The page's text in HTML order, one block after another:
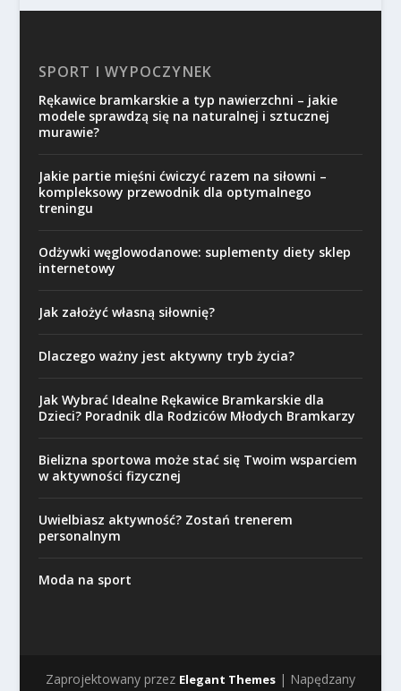
SPORT I WYPOCZYNEK
Rękawice bramkarskie a typ nawierzchni – jakie
modele sprawdzą się na naturalnej i sztucznej
murawie?
Jakie partie mięśni ćwiczyć razem na siłowni –
kompleksowy przewodnik dla optymalnego
treningu
Odżywki węglowodanowe: suplementy diety sklep
internetowy
Jak założyć własną siłownię?
Dlaczego ważny jest aktywny tryb życia?
Jak Wybrać Idealne Rękawice Bramkarskie dla
Dzieci? Poradnik dla Rodziców Młodych Bramkarzy
Bielizna sportowa może stać się Twoim wsparciem
w aktywności fizycznej
Uwielbiasz aktywność? Zostań trenerem
personalnym
Moda na sport
Zaprojektowany przez Elegant Themes| Napędzany